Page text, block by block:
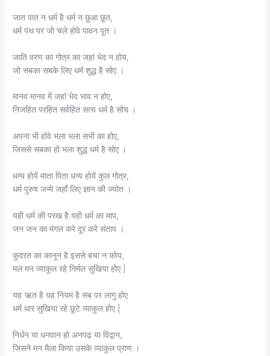
जात पात न धर्म है धर्म न छुआ छूत,
धर्म पंथ पर जो चले होवे पावन पूत ।
जाति वरण का गोत्र का जहां भेद न होय,
जो सबका सबके लिए धर्म शुद्ध है सोए ।
मानव मानव में जहां भेद भाव न होए,
निजहित परहित सर्वहित सत्य धर्म है सोय ।
अपना भी होवे भला भला सभी का होए,
जिससे सबका हो भला शुद्ध धर्म है सोए ।
धन्य होयें माता पिता धन्य होयें कुल गोत्र,
धर्म पुरुष जन्मे जहाँ लिए ज्ञान की ज्योत ।
यही धर्म की परख है यही धर्म का माप,
जन जन का मंगल करे दूर करे संताप ।
कुदरत का कानून है इससे बचा न कोय,
मल मन व्याकुल रहे निर्मल सुखिया होए |
यह ऋत है यह नियम है सब पर लागु होए
धर्म धार सुखिया रहे छूटे व्याकुल होए |
निर्धन या धनवान हो अनपढ़ या विद्वान,
जिसने मन मैला किया उसके व्याकुल प्राण ।